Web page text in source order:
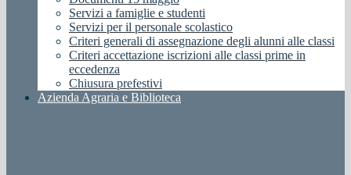
Servizi a famiglie e studenti
Servizi per il personale scolastico
Criteri generali di assegnazione degli alunni alle classi
Criteri accettazione iscrizioni alle classi prime in
eccedenza
Chiusura prefestivi
Azienda Agraria e Biblioteca